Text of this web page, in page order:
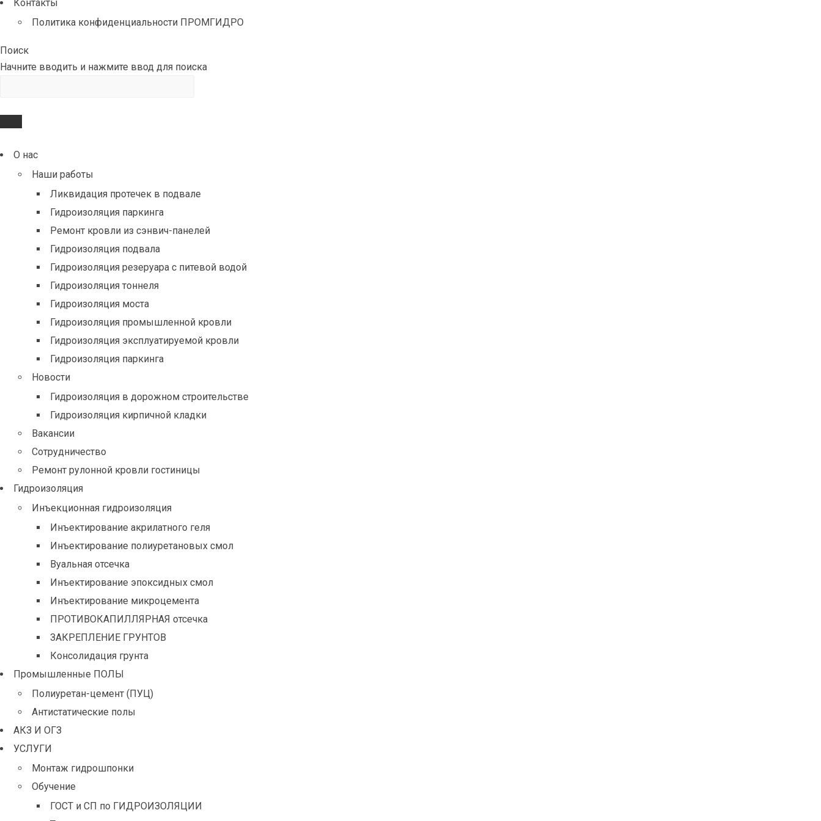
Контакты
Политика конфиденциальности ПРОМГИДРО
Поиск
Начните вводить и нажмите ввод для поиска
О нас
Наши работы
Ликвидация протечек в подвале
Гидроизоляция паркинга
Ремонт кровли из сэнвич-панелей
Гидроизоляция подвала
Гидроизоляция резеруара с питевой водой
Гидроизоляция тоннеля
Гидроизоляция моста
Гидроизоляция промышленной кровли
Гидроизоляция эксплуатируемой кровли
Гидроизоляция паркинга
Новости
Гидроизоляция в дорожном строительстве
Гидроизоляция кирпичной кладки
Вакансии
Сотрудничество
Ремонт рулонной кровли гостиницы
Гидроизоляция
Инъекционная гидроизоляция
Инъектирование акрилатного геля
Инъектирование полиуретановых смол
Вуальная отсечка
Инъектирование эпоксидных смол
Инъектирование микроцемента
ПРОТИВОКАПИЛЛЯРНАЯ отсечка
ЗАКРЕПЛЕНИЕ ГРУНТОВ
Консолидация грунта
Промышленные ПОЛЫ
Полиуретан-цемент (ПУЦ)
Антистатические полы
АКЗ И ОГЗ
УСЛУГИ
Монтаж гидрошпонки
Обучение
ГОСТ и СП по ГИДРОИЗОЛЯЦИИ